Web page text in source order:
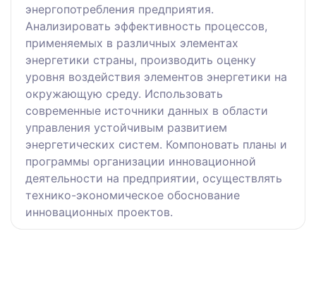
энергопотребления предприятия.
Анализировать эффективность процессов,
применяемых в различных элементах
энергетики страны, производить оценку
уровня воздействия элементов энергетики на
окружающую среду. Использовать
современные источники данных в области
управления устойчивым развитием
энергетических систем. Компоновать планы и
программы организации инновационной
деятельности на предприятии, осуществлять
технико-экономическое обоснование
инновационных проектов.